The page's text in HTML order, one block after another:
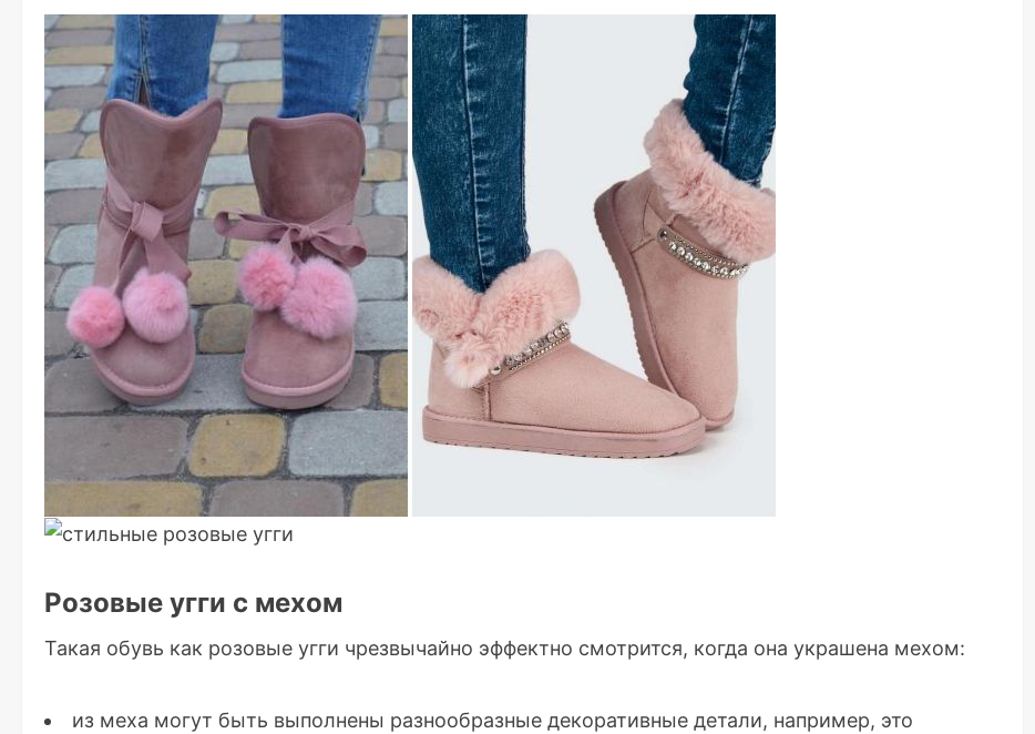
Розовые угги с мехом
Такая обувь как розовые угги чрезвычайно эффектно смотрится, когда она украшена мехом:
из меха могут быть выполнены разнообразные декоративные детали, например, это